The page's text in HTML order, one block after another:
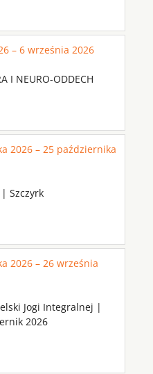
– 6 września 2026
I NEURO-ODDECH
2026 – 25 października
| Szczyrk
2026 – 26 września
Jogi Integralnej |
2026